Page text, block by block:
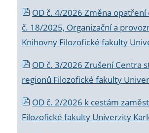
OD č. 4/2026 Změna opatření
č. 18/2025, Organizační a
Knihovny Filozofické fakulty
OD č. 3/2026 Zrušení Centra
regionů Filozofické fakulty
OD č. 2/2026 k cestám
Filozofické fakulty Univerzity